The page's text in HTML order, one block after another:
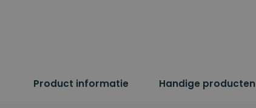
Product informatie Handige producten